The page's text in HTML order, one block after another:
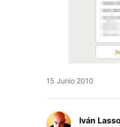
15 Junio 2010
Iván